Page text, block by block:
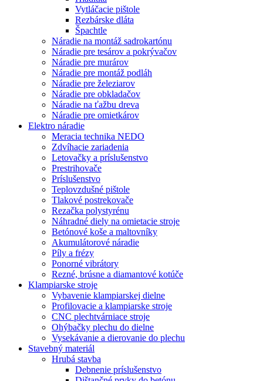
Vytláčacie pištole
Rezbárske dláta
Špachtle
Náradie na montáž sadrokartónu
Náradie pre tesárov a pokrývačov
Náradie pre murárov
Náradie pre montáž podláh
Náradie pre železiarov
Náradie pre obkladačov
Náradie na ťažbu dreva
Náradie pre omietkárov
Elektro náradie
Meracia technika NEDO
Zdvíhacie zariadenia
Letovačky a príslušenstvo
Prestrihovače
Príslušenstvo
Teplovzdušné pištole
Tlakové postrekovače
Rezačka polystyrénu
Náhradné diely na omietacie stroje
Betónové koše a maltovníky
Akumulátorové náradie
Píly a frézy
Ponorné vibrátory
Rezné, brúsne a diamantové kotúče
Klampiarske stroje
Vybavenie klampiarskej dielne
Profilovacie a klampiarske stroje
CNC plechtvárniace stroje
Ohýbačky plechu do dielne
Vysekávanie a dierovanie do plechu
Stavebný materiál
Hrubá stavba
Debnenie príslušenstvo